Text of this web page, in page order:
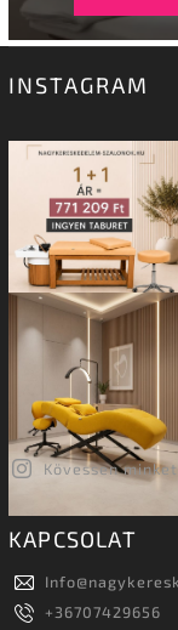
INSTAGRAM
Kövessen
KAPCSOLAT
Info@
+36707429656